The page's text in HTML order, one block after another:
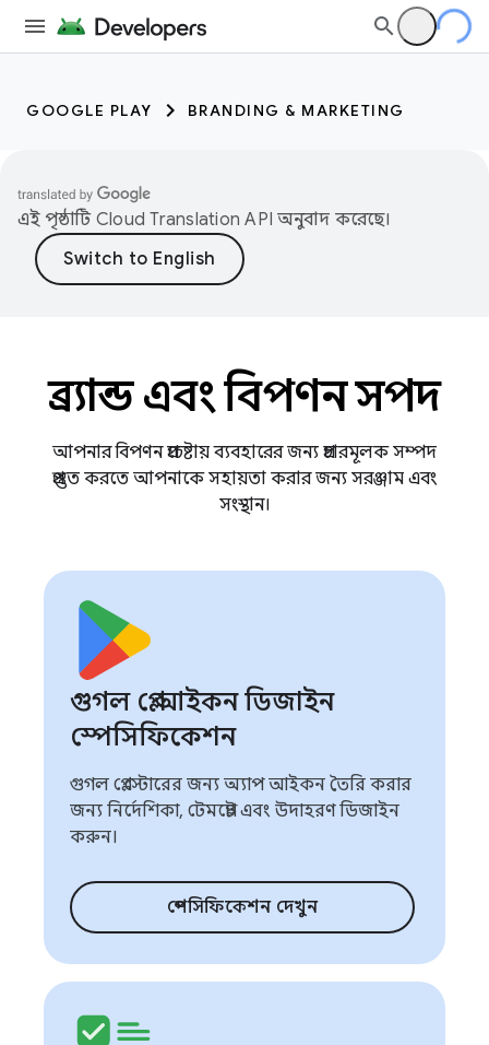
GOOGLE PLAY BRANDING & MARKETING
এই পৃষ্ঠাটি Cloud Translation API অনুবাদ করেছে।
ব্র্যান্ড এবং বিপণন সম্পদ
আপনার বিপণন প্রচেষ্টায় ব্যবহারের জন্য প্রচারমূলক সম্পদ
প্রস্তুত করতে আপনাকে সহায়তা করার জন্য সরঞ্জাম এবং
সংস্থান।
গুগল প্লে আইকন ডিজাইন
স্পেসিফিকেশন
গুগল প্লে স্টোরের জন্য অ্যাপ আইকন তৈরি করার
জন্য নির্দেশিকা, টেমপ্লেট এবং উদাহরণ ডিজাইন
করুন।
স্পেসিফিকেশন দেখুন